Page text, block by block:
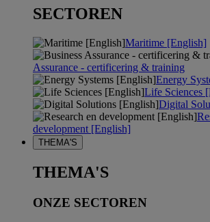
SECTOREN
Maritime [English]
Assurance - certificering & training
Energy
Life Sciences
Digital
development [English]
THEMA'S
THEMA'S
ONZE SECTOREN